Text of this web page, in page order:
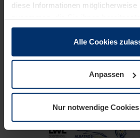
diese Informationen möglicherweise
sie im Rahmen Ihrer Nutzung der
Rechtlich können wir Cookies auf
notwendig sind. Für alle anderen
wir Ihre Erlaubnis. Ihre Einwilligung
in der Cookie-Erläuterung auf der
widerrufen.
Alle Cookies
Anpassen
Nur notwendige